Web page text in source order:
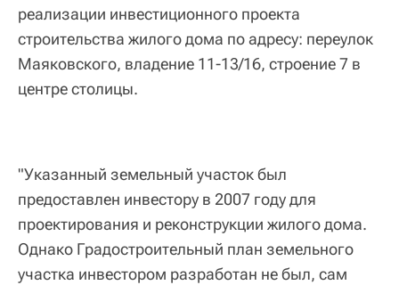
реализации инвестиционного проекта
строительства жилого дома по адресу: переулок
Маяковского, владение 11-13/16, строение 7 в
центре столицы.
"Указанный земельный участок был
предоставлен инвестору в 2007 году для
проектирования и реконструкции жилого дома.
Однако Градостроительный план земельного
участка инвестором разработан не был, сам